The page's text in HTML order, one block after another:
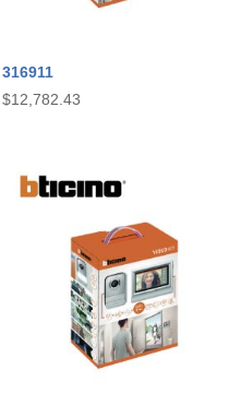
316911
$12,782.43